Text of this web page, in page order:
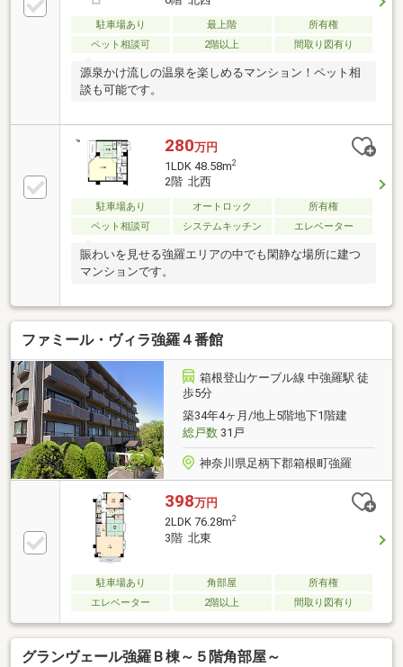
駐車場あり 最上階
所有権
ペット相談可
2階以上 間取り図有り
源泉かけ流しの温泉を楽しめるマンション！ペット相
談も可能です。
280万円
1LDK 48.58m2
2階 北西
駐車場あり オートロック
所有権
ペット相談可
システムキッチン エレベーター
賑わいを見せる強羅エリアの中でも閑静な場所に建つ
マンションです。
ファミール・ヴィラ強羅４番館
箱根登山ケーブル線 中強羅駅 徒
歩5分
築34年4ヶ月/地上5階地下1階建
総戸数31戸
神奈川県足柄下郡箱根町強羅
398万円
2LDK 76.28m2
3階 北東
駐車場あり 角部屋
所有権
エレベーター
2階以上 間取り図有り
グランヴェール強羅Ｂ棟～５階角部屋～